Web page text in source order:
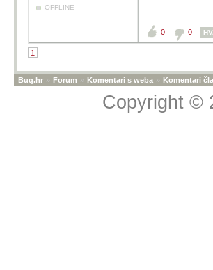
OFFLINE
0 0
1
Bug.hr » Forum » Komentari s weba » Komentari
Copyright ©